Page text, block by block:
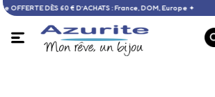
OFFERTE DÈS 60 € D’ACHATS : France, DOM, Europe ✦